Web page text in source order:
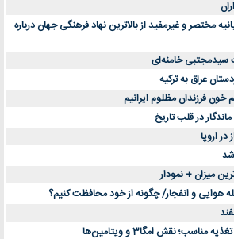
مختصر و غیرمفید از بالاترین نهاد فرهنگی جهان درباره
سیدمجتبی خامنه‌ای
عراق به ترکیه
خون فرزندان مظلوم ایرانیم
در قلب تاریخ
میزان + نمودار
نقش امگا3 و ویتامین‌ها